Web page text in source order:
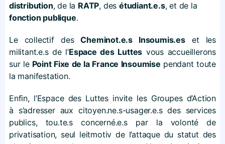
distribution, de la RATP, desétudiant.e.s, et de la
fonction publique.
Le collectif desCheminot.e.s Insoumis.eset les
militant.e.s de l’Espace des Luttes vous accueillerons
sur le Point Fixe de la France Insoumise pendant toute
la manifestation.
Enfin, l’Espace des Luttes invite les Groupes d’Action
à s’adresser aux citoyen.ne.s-usager.e.s des services
publics, tou.te.s concerné.e.s par la volonté de
privatisation, seul leitmotiv de l’attaque du statut des